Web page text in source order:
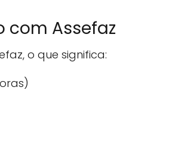
com Assefaz
o que significa: